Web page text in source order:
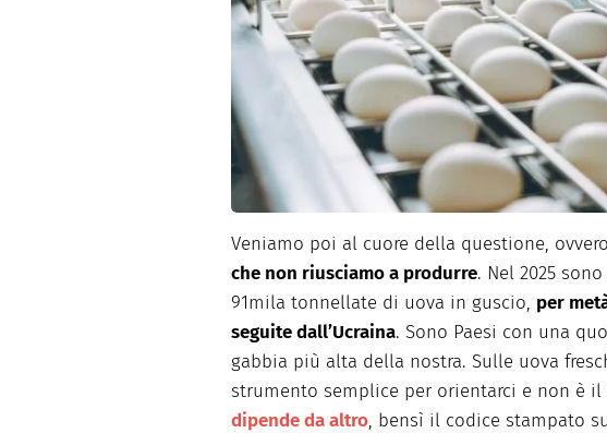
Veniamo poi al cuore della questione, ovvero
che non riusciamo a produrre. Nel 2025
91mila tonnellate di uova in guscio, per
seguite dall’Ucraina. Sono Paesi con una
gabbia più alta della nostra. Sulle uova
strumento semplice per orientarci e non è il
dipende da altro, bensì il codice stampato